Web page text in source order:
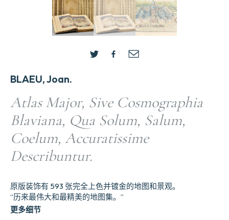
BLAEU, Joan.
Atlas Major, Sive Cosmographia
Blaviana, Qua Solum, Salum,
Coelum, Accuratissime
Describuntur.
原版装饰有 593 张完全上色并镀金的地图和景观。
“历来最伟大和最精美的地图集。”
更多细节